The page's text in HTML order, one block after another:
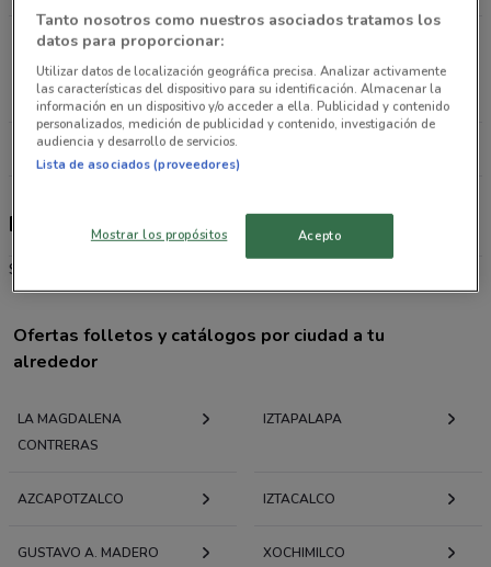
Av. Jesús del Monte Lote 3 manzana # 271 Col.
Jesús del Monte Cuajimalpa De Morelos
12.9 km
ABIERTO
Fresko
Supermercado
Ofertas folletos y catálogos por ciudad a tu
alrededor
LA MAGDALENA
CONTRERAS
IZTAPALAPA
AZCAPOTZALCO IZTACALCO
GUSTAVO A. MADERO XOCHIMILCO
Tanto nosotros como nuestros asociados tratamos los
datos para proporcionar:
Utilizar datos de localización geográfica precisa. Analizar activamente
las características del dispositivo para su identificación. Almacenar la
información en un dispositivo y/o acceder a ella. Publicidad y contenido
personalizados, medición de publicidad y contenido, investigación de
audiencia y desarrollo de servicios.
Lista de asociados (proveedores)
Mostrar los propósitos Acepto